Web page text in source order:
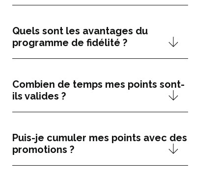
Quels sont les avantages du
programme de fidélité ?
Combien de temps mes points sont-
ils valides ?
Puis-je cumuler mes points avec des
promotions ?